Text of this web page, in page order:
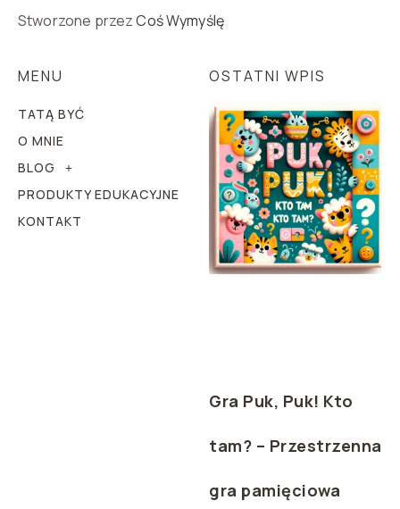
Stworzone przezCoś Wymyślę
MENU
TATĄ BYĆ
O MNIE
BLOG
PRODUKTY EDUKACYJNE
KONTAKT
OSTATNI WPIS
Gra Puk, Puk! Kto
tam? – Przestrzenna
gra pamięciowa